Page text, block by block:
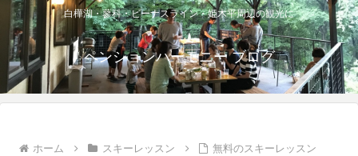
白樺湖・蓼科・ビーナスライン・姫木平周辺の観光に
ペンションハーモニー ブログ
ホーム スキーレッスン 無料のスキーレッスン